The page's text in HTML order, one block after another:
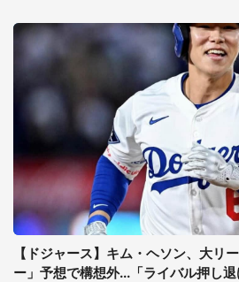
【ドジャース】キム・ヘソン、大リ
ー」予想で構想外...「ライバル押し